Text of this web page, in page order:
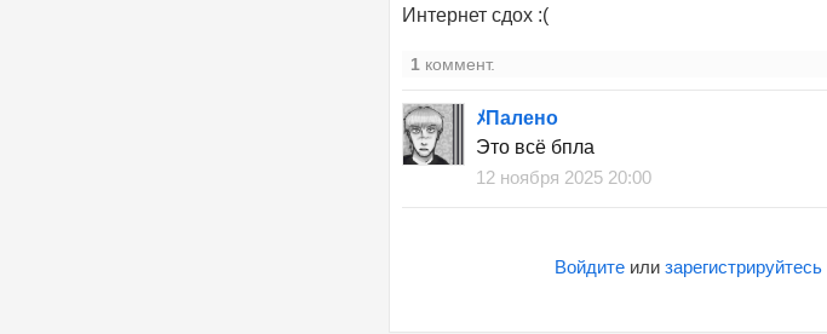
Интернет сдох :(
1 коммент.
ﾒПалено
Это всё бпла
12 ноября 2025 20:00
Войдите или зарегистрируйтесь